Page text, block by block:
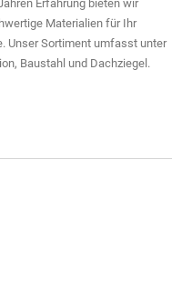
Erfahrung bieten wir
Materialien für Ihr
Unser Sortiment umfasst unter
Baustahl und Dachziegel.